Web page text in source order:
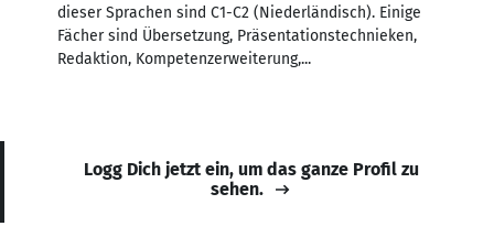
dieser Sprachen sind C1-C2 (Niederländisch). Einige
Fächer sind Übersetzung, Präsentationstechnieken,
Redaktion, Kompetenzerweiterung,...
Logg Dich jetzt ein, um das ganze Profil zu
sehen.